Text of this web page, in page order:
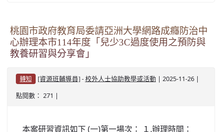
桃園市政府教育局委請亞洲大學網路成癮防治中
心辦理本市114年度「兒少3C過度使用之預防與
教養研習與分享會」
轉知 [資源班輔導員]- 校外人士協助教學或活動 | 2025-11-26 |
點閱數： 271 |
本案研習資訊如下 (一)第一場次： １.辦理時間：